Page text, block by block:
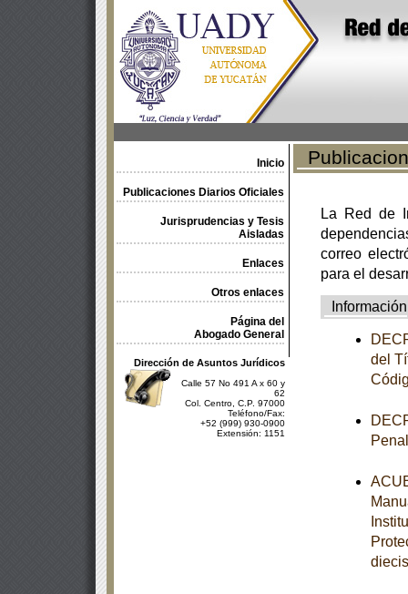
Inicio
Publicaciones Diarios Oficiales
Jurisprudencias y Tesis
Aisladas
Enlaces
Otros enlaces
Página del
Abogado General
Dirección de Asuntos Jurídicos
Calle 57 No 491 A x 60 y
62
Col. Centro, C.P. 97000
Teléfono/Fax:
+52 (999) 930-0900
Extensión: 1151
La Red de
correo
para el
Información
del